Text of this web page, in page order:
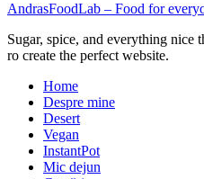
AndrasFoodLab – Food for
Sugar, spice, and everything nice
ro create the perfect website.
Home
Despre mine
Desert
Vegan
InstantPot
Mic dejun